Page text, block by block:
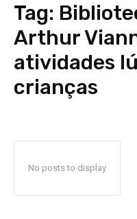
Tag:
Arthur
atividades
crianças
No posts to display